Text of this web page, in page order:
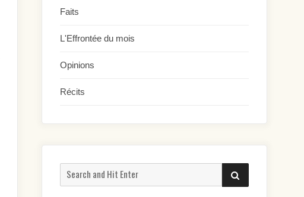
Faits
L'Effrontée du mois
Opinions
Récits
Search
for:
SEARCH